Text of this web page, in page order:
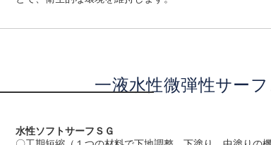
一液水性微弾性サー
水性ソフトサーフＳＧ